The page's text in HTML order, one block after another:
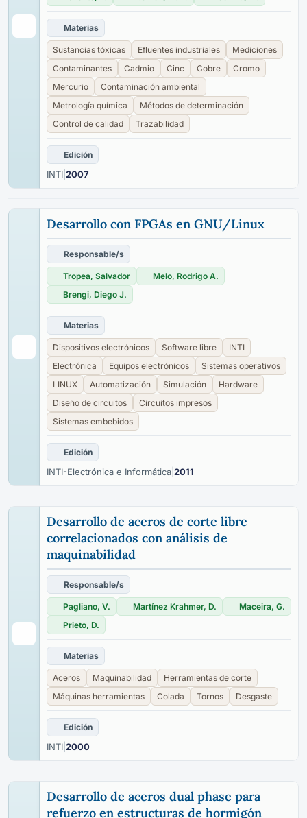
Materias
Sustancias tóxicas Efluentes industriales
Mediciones
Contaminantes
Cadmio Cinc Cobre
Cromo
Mercurio
Contaminación ambiental
Metrología química
Métodos de determinación
Control de calidad
Trazabilidad
Edición
INTI 2007
Desarrollo con FPGAs en GNU/Linux
Responsable/s
Tropea, Salvador
Melo, Rodrigo A.
Brengi, Diego J.
Materias
Dispositivos electrónicos Software libre
INTI
Electrónica
Equipos electrónicos
Sistemas operativos
LINUX
Automatización Simulación
Hardware
Diseño de circuitos
Circuitos impresos
Sistemas embebidos
Edición
INTI-Electrónica e Informática 2011
Desarrollo de aceros de corte libre
correlacionados con análisis de
maquinabilidad
Responsable/s
Pagliano, V. Martínez Krahmer, D.
Maceira, G.
Prieto, D.
Materias
Aceros Maquinabilidad
Herramientas de corte
Máquinas herramientas
Colada Tornos Desgaste
Edición
INTI 2000
Desarrollo de aceros dual phase para
refuerzo en estructuras de hormigón